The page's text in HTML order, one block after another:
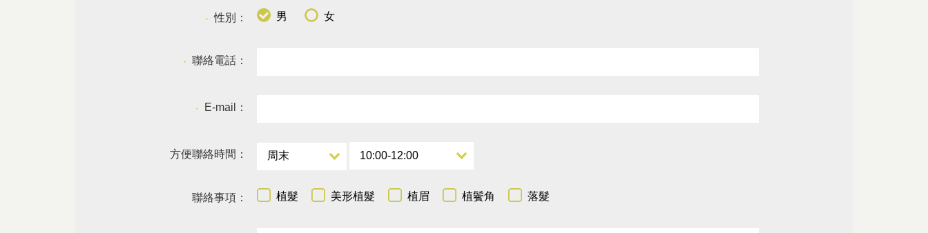
● 性別： 男 女
● 聯絡電話：
● E-mail：
方便聯絡時間：
聯絡事項： 植髮 美形植髮 植眉 植鬢角 落髮